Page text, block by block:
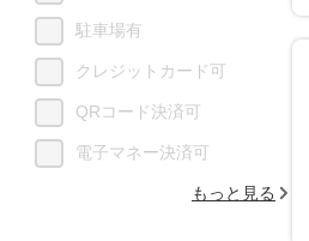
駐車場有
クレジットカード可
QRコード決済可
電子マネー決済可
もっと見る